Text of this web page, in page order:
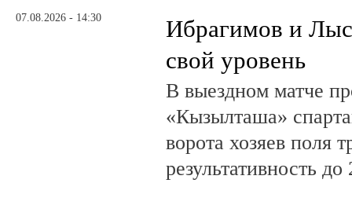
07.08.2026 - 14:30
Ибрагимов и
свой уровень
В выездном матче
«Кызылташа»
ворота хозяев поля
результативность